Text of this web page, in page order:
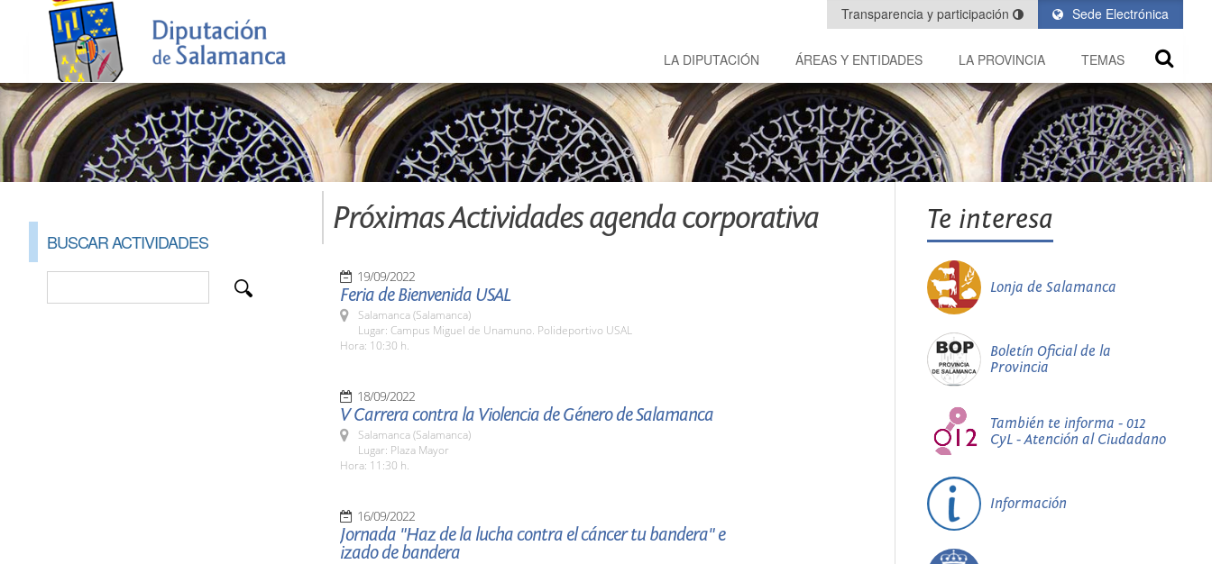
Sede Electrónica
Transparencia y participación
LA DIPUTACIÓN ÁREAS Y ENTIDADES LA PROVINCIA TEMAS
BUSCAR ACTIVIDADES
Próximas Actividades agenda corporativa
19/09/2022
Feria de Bienvenida USAL
Salamanca (Salamanca)
Lugar: Campus Miguel de Unamuno. Polideportivo USAL
Hora: 10:30 h.
18/09/2022
V Carrera contra la Violencia de Género de Salamanca
Salamanca (Salamanca)
Lugar: Plaza Mayor
Hora: 11:30 h.
16/09/2022
Jornada "Haz de la lucha contra el cáncer tu bandera" e
izado de bandera
Te interesa
Lonja de Salamanca
Boletín Oficial de la
Provincia
También te informa - 012
CyL - Atención al Ciudadano
Información